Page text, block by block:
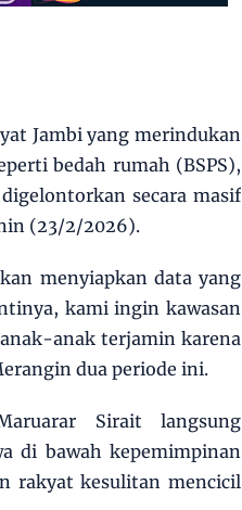
Jambi yang merindukan
bedah rumah (BSPS),
secara masif
(23/2/2026).
menyiapkan data yang
kami ingin kawasan
anak terjamin karena
dua periode ini.
Sirait langsung
di bawah kepemimpinan
rakyat kesulitan mencicil